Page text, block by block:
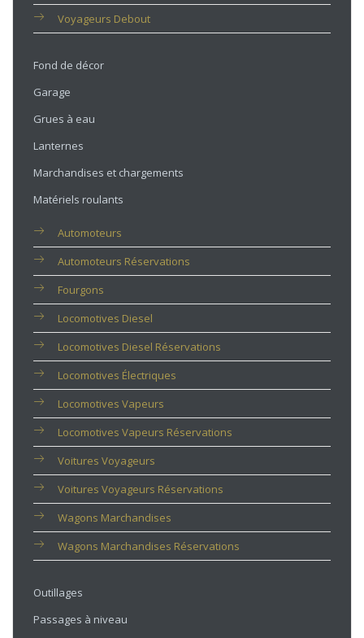
Voyageurs Debout
Fond de décor
Garage
Grues à eau
Lanternes
Marchandises et chargements
Matériels roulants
Automoteurs
Automoteurs Réservations
Fourgons
Locomotives Diesel
Locomotives Diesel Réservations
Locomotives Électriques
Locomotives Vapeurs
Locomotives Vapeurs Réservations
Voitures Voyageurs
Voitures Voyageurs Réservations
Wagons Marchandises
Wagons Marchandises Réservations
Outillages
Passages à niveau